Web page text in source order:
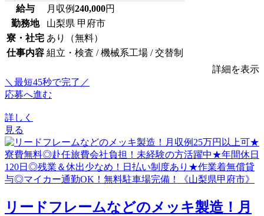
給与 月収例240,000円
勤務地
山梨県 甲府市
寮・社宅 あり（無料）
仕事内容 組立・検査 / 機械系工場 / 交替制
詳細を表示
＼最短45秒で完了／
応募へ進む
詳しく
見る
リードフレームなどのメッキ製造！月